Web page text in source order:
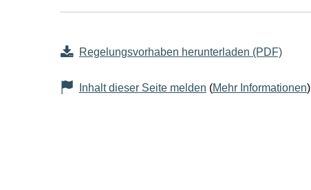
Regelungsvorhaben herunterladen (PDF)
Inhalt dieser Seite melden (Mehr Informationen)